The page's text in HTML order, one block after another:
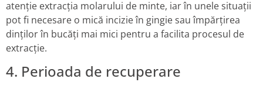
atenție extracția molarului de minte, iar în unele situații
pot fi necesare o mică incizie în gingie sau împărțirea
dinților în bucăți mai mici pentru a facilita procesul de
extracție.
4. Perioada de recuperare